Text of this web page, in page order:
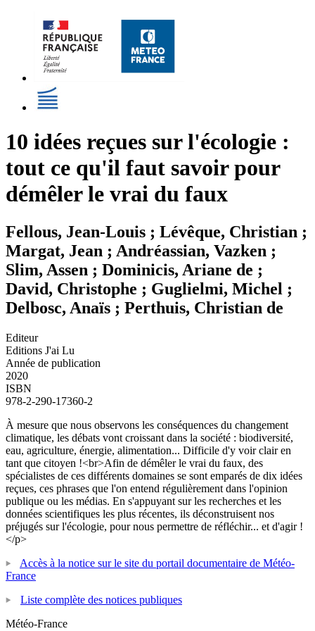
10 idées reçues sur l'écologie :
tout ce qu'il faut savoir pour
démêler le vrai du faux
Fellous, Jean-Louis ; Lévêque, Christian ;
Margat, Jean ; Andréassian, Vazken ;
Slim, Assen ; Dominicis, Ariane de ;
David, Christophe ; Guglielmi, Michel ;
Delbosc, Anaïs ; Perthuis, Christian de
Editeur
Editions J'ai Lu
Année de publication
2020
ISBN
978-2-290-17360-2
À mesure que nous observons les conséquences du changement
climatique, les débats vont croissant dans la société : biodiversité,
eau, agriculture, énergie, alimentation... Difficile d'y voir clair en
tant que citoyen !<br>Afin de démêler le vrai du faux, des
spécialistes de ces différents domaines se sont emparés de dix idées
reçues, ces phrases que l'on entend régulièrement dans l'opinion
publique ou les médias. En s'appuyant sur les recherches et les
données scientifiques les plus récentes, ils déconstruisent nos
préjugés sur l'écologie, pour nous permettre de réfléchir... et d'agir !
</p>
Accès à la notice sur le site du portail documentaire de Météo-
France
Liste complète des notices publiques
Météo-France